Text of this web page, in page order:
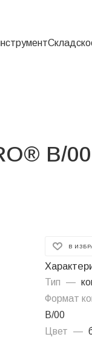
В/00
В
Тип —
Формат
В/00
Цвет —